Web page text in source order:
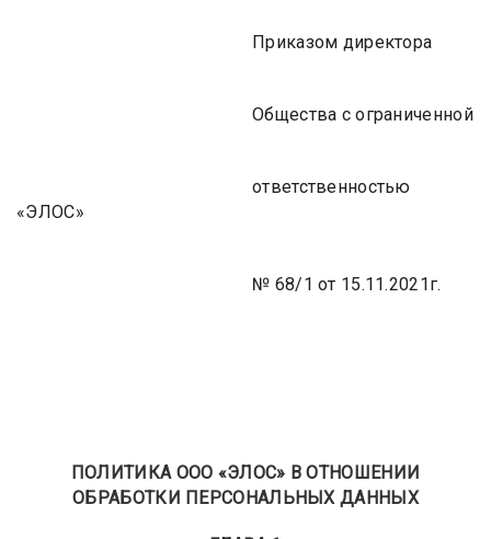
Приказом директора
Общества с ограниченной
ответственностью
«ЭЛОС»
№ 68/1 от 15.11.2021г.
ПОЛИТИКА ООО «ЭЛОС» В ОТНОШЕНИИ
ОБРАБОТКИ ПЕРСОНАЛЬНЫХ ДАННЫХ